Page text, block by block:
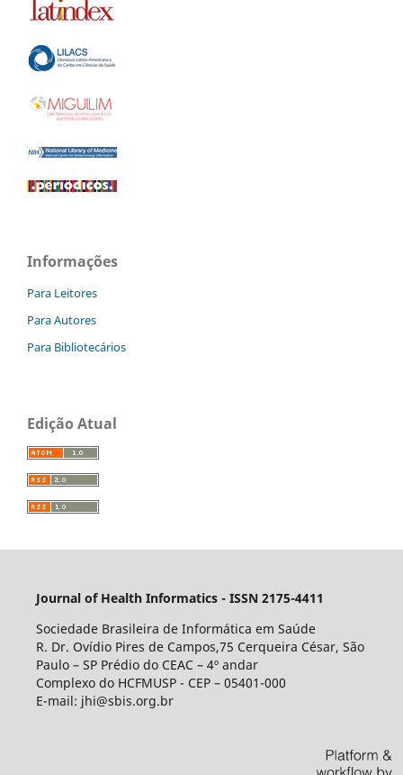
Informações
Para Leitores
Para Autores
Para Bibliotecários
Edição Atual
Journal of Health Informatics - ISSN 2175-4411
Sociedade Brasileira de Informática em Saúde
R. Dr. Ovídio Pires de Campos,75 Cerqueira César, São
Paulo – SP Prédio do CEAC – 4º andar
Complexo do HCFMUSP - CEP – 05401-000
E-mail: jhi@sbis.org.br